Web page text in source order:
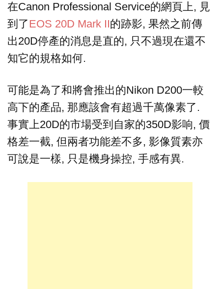
在Canon Professional Service的網頁上, 見
到了EOS 20D Mark II的跡影, 果然之前傳
出20D停產的消息是直的, 只不過現在還不
知它的規格如何.
可能是為了和將會推出的Nikon D200一較
高下的產品, 那應該會有超過千萬像素了.
事實上20D的市場受到自家的350D影响, 價
格差一截, 但兩者功能差不多, 影像質素亦
可說是一樣, 只是機身操控, 手感有異.